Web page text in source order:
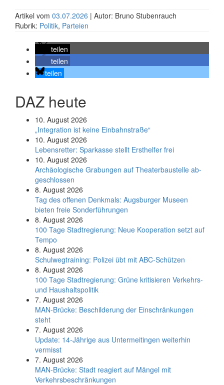
Artikel vom 03.07.2026 | Autor: Bruno Stubenrauch
Rubrik: Politik, Parteien
teilen
teilen
teilen
DAZ heute
10. August 2026
„Integration ist keine Einbahnstraße“
10. August 2026
Le­bens­ret­ter: Spar­kas­se stellt Erst­hel­fer frei
10. August 2026
Ar­chäo­lo­gi­sche Gra­bun­gen auf Thea­ter­bau­stel­le ab­
ge­schlos­sen
8. August 2026
Tag des offenen Denkmals: Augsburger Museen
bieten freie Sonderführungen
8. August 2026
100 Tage Stadtregierung: Neue Kooperation setzt auf
Tempo
8. August 2026
Schul­weg­trai­ning: Poli­zei übt mit ABC-Schüt­zen
8. August 2026
100 Tage Stadtregierung: Grüne kritisieren Verkehrs-
und Haushaltspolitik
7. August 2026
MAN-Brücke: Beschilderung der Einschränkungen
steht
7. August 2026
Update: 14-Jährige aus Untermeitingen weiterhin
vermisst
7. August 2026
MAN-Brücke: Stadt reagiert auf Mängel mit
Verkehrsbeschränkungen